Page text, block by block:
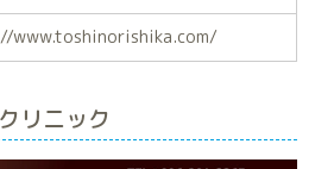
www.toshinorishika.com/
リニック